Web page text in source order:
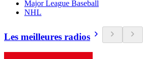
Major League Baseball
NHL
Les meilleures radios